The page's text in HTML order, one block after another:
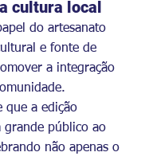
cultura local
do artesanato
e fonte de
a integração
que a edição
grande público ao
não apenas o